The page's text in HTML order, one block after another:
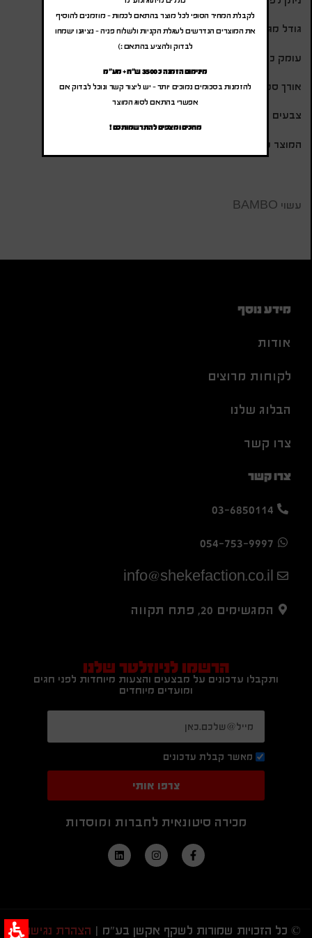
גודל מגש עץ:12.3*40 ס"מ
עומק כלי פלסטיק 8.5 ס"מ
אורך סכין 27 ס"מ
צבעים זמינים:ירוק.לבן ואפור
המוצר מגיע עם חבק מעוצב ושקית צלופן
עשוי BAMBO
מידע נוסף
אודות
לקוחות מרוצים
הבלוג שלנו
צרו קשר
צרו קשר
03-6850114
054-753-9997
info@shekefaction.co.il
המגשימים 20, פתח תקווה
הרשמו לניוזלטר שלנו
ותקבלו עדכונים על מבצעים והצעות מיוחדות לפני חגים
ומועדים מיוחדים
מאשר קבלת עדכונים
צרפו אותי
מכירה סיטונאית לחברות ומוסדות
© כל הזכויות שמורות לשקף אקשן בע"מ | הצהרת נגישות|
לקבלת המחיר הסופי לכל מוצר בהתאם לכמות – מוזמנים להוסיף
את המוצרים הנדרשים לעגלת הקניות ולשלוח פניה – נציגנו ישמחו
לבדוק ולהציע בהתאם :)
מינימום הזמנה כ 3500 ש"ח + מע"מ
להזמנות בסכומים נמוכים יותר – יש ליצור קשר ונוכל לבדוק אם
אפשרי בהתאם לסוג המוצר
מחכים ומצפים להתרשמותכם !